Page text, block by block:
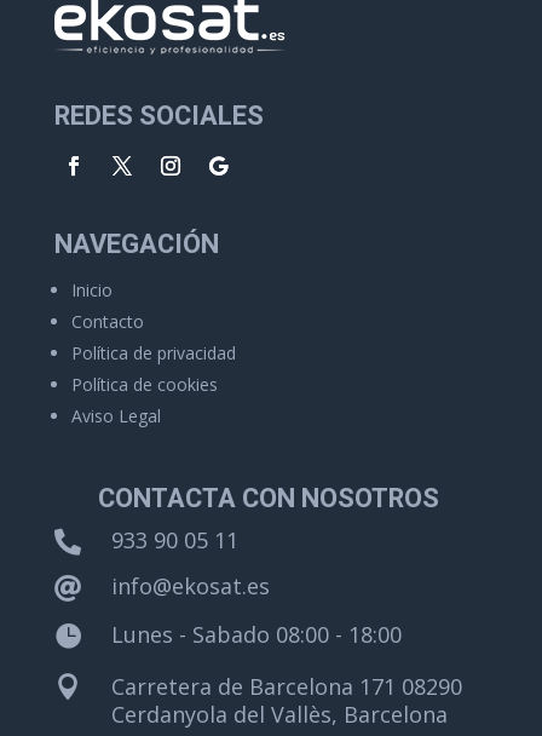
REDES SOCIALES
NAVEGACIÓN
Inicio
Contacto
Política de privacidad
Política de cookies
Aviso Legal
CONTACTA CON NOSOTROS
 933 90 05 11
 info@ekosat.es
 Lunes - Sabado 08:00 - 18:00

Carretera de Barcelona 171 08290
Cerdanyola del Vallès, Barcelona